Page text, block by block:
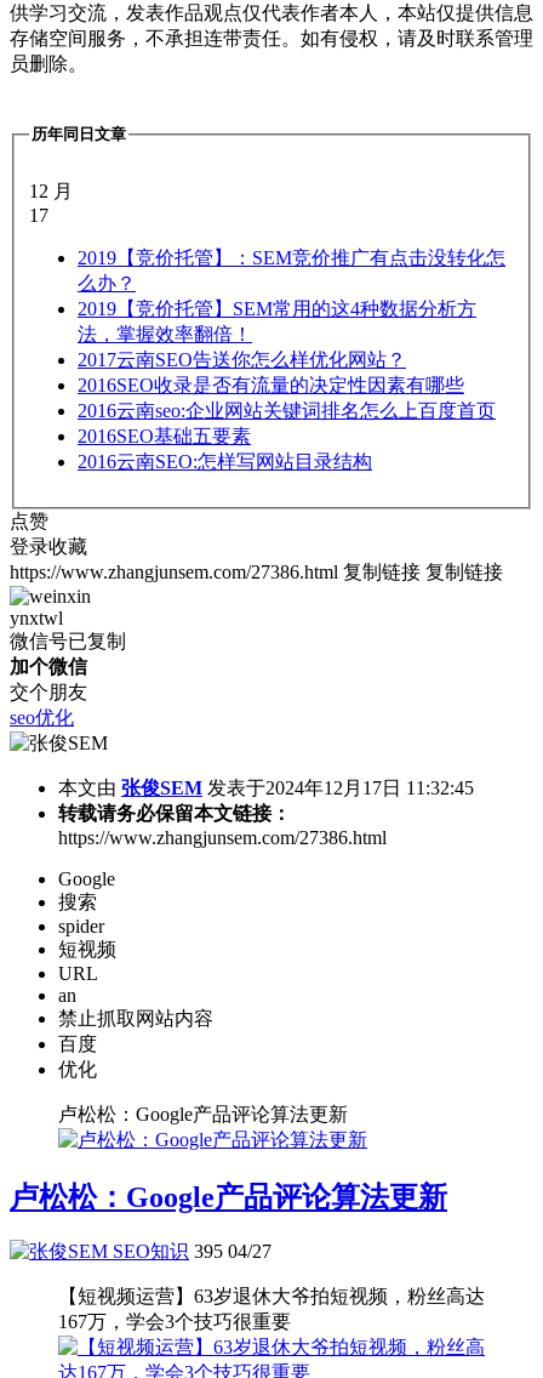
供学习交流，发表作品观点仅代表作者本人，本站仅提供信息
存储空间服务，不承担连带责任。如有侵权，请及时联系管理
员删除。
历年同日文章
12 月
17
2019 【竞价托管】：SEM竞价推广有点击没转化怎
么办？
2019 【竞价托管】SEM常用的这4种数据分析方
法，掌握效率翻倍！
2017云南SEO告送你怎么样优化网站？
2016SEO收录是否有流量的决定性因素有哪些
2016云南seo:企业网站关键词排名怎么上百度首页
2016SEO基础五要素
2016云南SEO:怎样写网站目录结构
点赞
登录收藏
https://www.zhangjunsem.com/27386.html 复制链接 复制链接
ynxtwl
微信号已复制
加个微信
交个朋友
seo优化
本文由 张俊SEM 发表于2024年12月17日 11:32:45
转载请务必保留本文链接：
https://www.zhangjunsem.com/27386.html
Google
搜索
spider
短视频
URL
an
禁止抓取网站内容
百度
优化
卢松松：Google产品评论算法更新
卢松松：Google产品评论算法更新
SEO知识 395 04/27
【短视频运营】63岁退休大爷拍短视频，粉丝高达
167万，学会3个技巧很重要